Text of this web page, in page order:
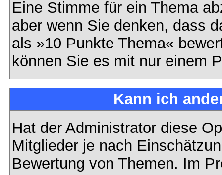
Eine Stimme für ein Thema
aber wenn Sie denken, dass
als »10 Punkte Thema«
können Sie es mit nur einem
Kann ich
Hat der Administrator diese
Mitglieder je nach
Bewertung von Themen. Im